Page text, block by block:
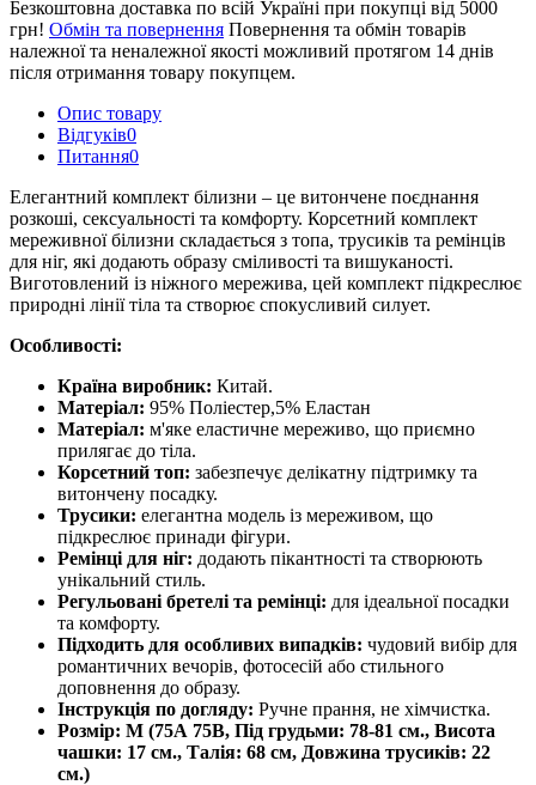
Безкоштовна доставка по всій Україні при покупці від 5000
грн! Обмін та повернення Повернення та обмін товарів
належної та неналежної якості можливий протягом 14 днів
після отримання товару покупцем.
Опис товару
Відгуків0
Питання0
Елегантний комплект білизни – це витончене поєднання
розкоші, сексуальності та комфорту. Корсетний комплект
мереживної білизни складається з топа, трусиків та ремінців
для ніг, які додають образу сміливості та вишуканості.
Виготовлений із ніжного мережива, цей комплект підкреслює
природні лінії тіла та створює спокусливий силует.
Особливості:
Країна виробник: Китай.
Матеріал: 95% Поліестер,5% Еластан
Матеріал: м'яке еластичне мереживо, що приємно
прилягає до тіла.
Корсетний топ: забезпечує делікатну підтримку та
витончену посадку.
Трусики: елегантна модель із мереживом, що
підкреслює принади фігури.
Ремінці для ніг: додають пікантності та створюють
унікальний стиль.
Регульовані бретелі та ремінці: для ідеальної посадки
та комфорту.
Підходить для особливих випадків: чудовий вибір для
романтичних вечорів, фотосесій або стильного
доповнення до образу.
Інструкція по догляду: Ручне прання, не хімчистка.
Розмір: М (75А 75B, Під грудьми: 78-81 см., Висота
чашки: 17 см., Талія: 68 см, Довжина трусиків: 22
см.)